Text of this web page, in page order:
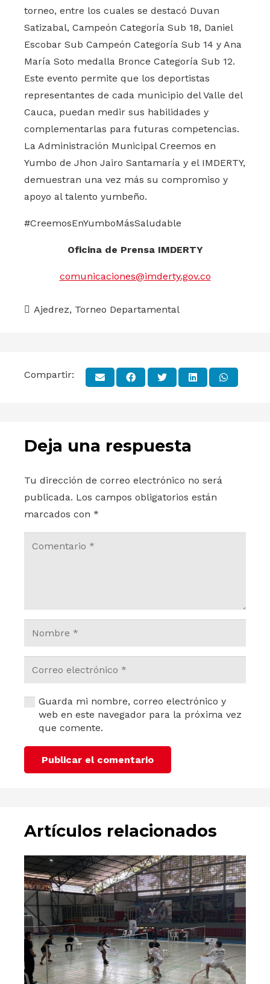
torneo, entre los cuales se destacó Duvan
Satizabal, Campeón Categoría Sub 18, Daniel
Escobar Sub Campeón Categoría Sub 14 y Ana
María Soto medalla Bronce Categoría Sub 12.
Este evento permite que los deportistas
representantes de cada municipio del Valle del
Cauca, puedan medir sus habilidades y
complementarlas para futuras competencias.
La Administración Municipal Creemos en
Yumbo de Jhon Jairo Santamaría y el IMDERTY,
demuestran una vez más su compromiso y
apoyo al talento yumbeño.
#CreemosEnYumboMásSaludable
Oficina de Prensa IMDERTY
comunicaciones@imderty.gov.co
Ajedrez, Torneo Departamental
Compartir:
Deja una respuesta
Tu dirección de correo electrónico no será
publicada. Los campos obligatorios están
marcados con *
Guarda mi nombre, correo electrónico y
web en este navegador para la próxima vez
que comente.
Publicar el comentario
Artículos relacionados